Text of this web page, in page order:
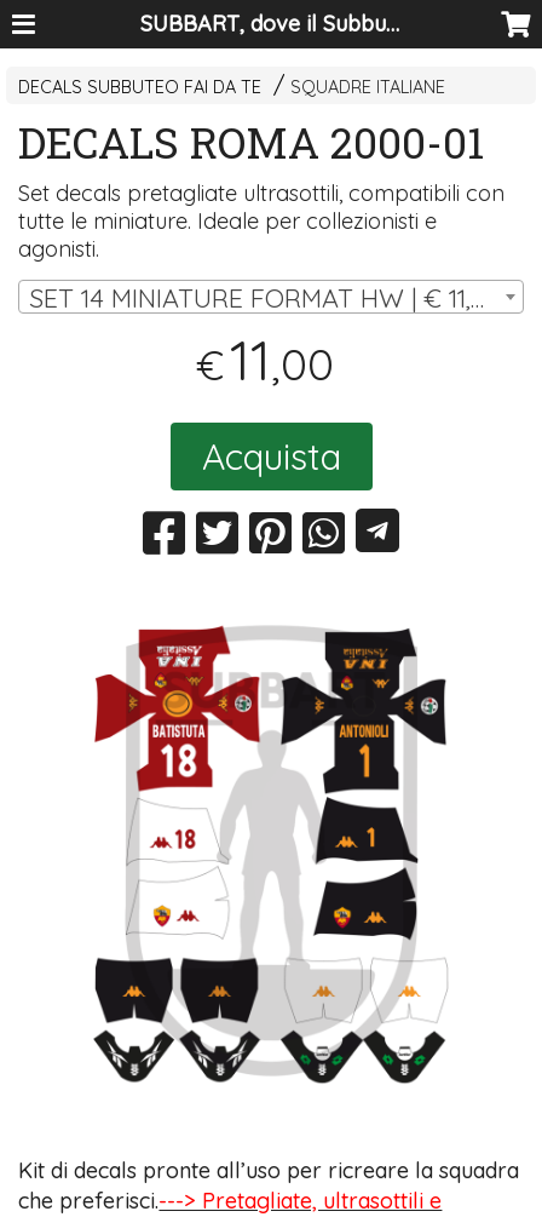
SUBBART, dove il Subbuteo diventa arte
DECALS SUBBUTEO FAI DA TE SQUADRE ITALIANE
DECALS ROMA 2000-01
Set decals pretagliate ultrasottili, compatibili con
tutte le miniature. Ideale per collezionisti e
agonisti.
SET 14 MINIATURE FORMAT HW | € 11,00
€11,00
Acquista
Kit di decals pronte all’uso per ricreare la squadra
che preferisci.---> Pretagliate, ultrasottili e